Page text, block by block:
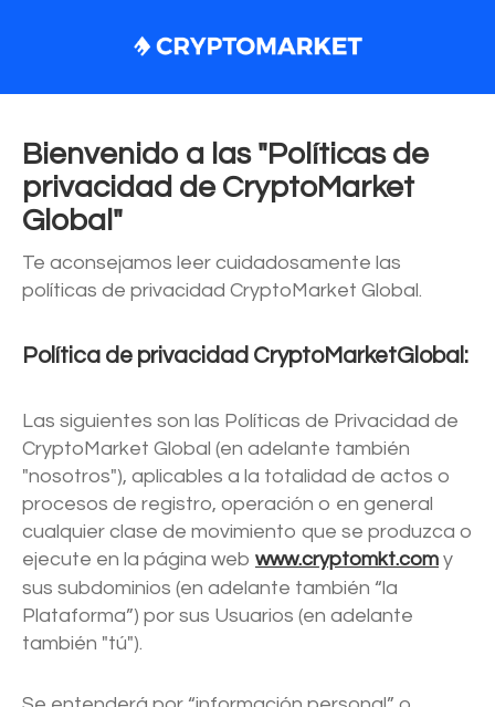
Bienvenido a las "Políticas de
privacidad de CryptoMarket
Global"
Te aconsejamos leer cuidadosamente las
políticas de privacidad CryptoMarket Global.
Política de privacidad CryptoMarketGlobal:
Las siguientes son las Políticas de Privacidad de
CryptoMarket Global (en adelante también
"nosotros"), aplicables a la totalidad de actos o
procesos de registro, operación o en general
cualquier clase de movimiento que se produzca o
ejecute en la página web www.cryptomkt.com y
sus subdominios (en adelante también “la
Plataforma”) por sus Usuarios (en adelante
también "tú").